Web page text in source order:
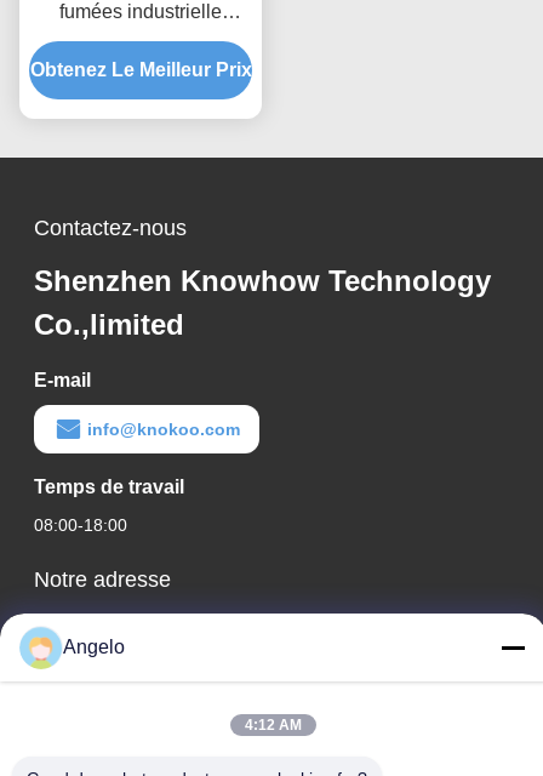
fumées industrielle
FES1500 1500W
AC380V avec nettoyage
par jet pulsé pour
poussière
Obtenez Le Meilleur Prix
Contactez-nous
Shenzhen Knowhow Technology
Co.,limited
E-mail
info@knokoo.com
Temps de travail
08:00-18:00
Notre adresse
Adresse de l'entreprise
Chambre 1508, bâtiment d'affaires Taojing, rue Minbao, rue
Minzhi, district de Longhua, ville de Shenzhen, province du
Angelo
4:12 AM